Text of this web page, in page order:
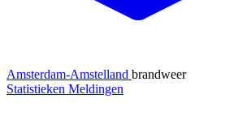
Amsterdam-Amstelland brandweer
Statistieken Meldingen